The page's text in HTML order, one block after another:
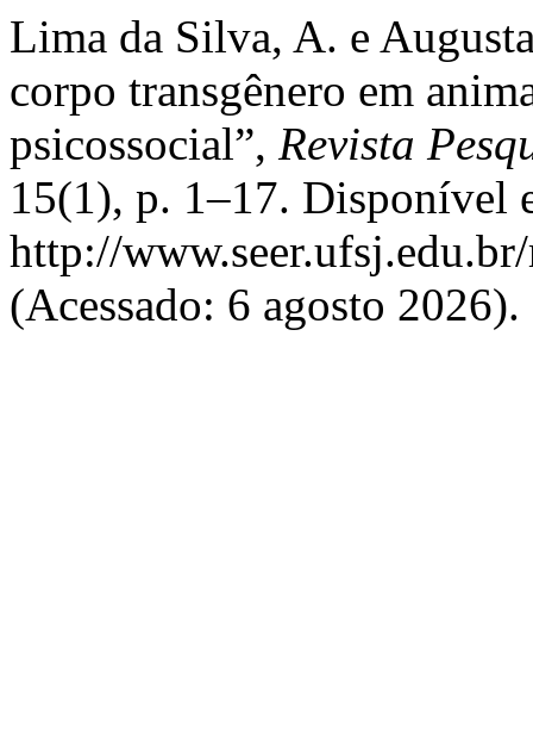
Lima da Silva, A. e
corpo transgênero em
psicossocial”, Revista
15(1), p. 1–17. Disponível
http://
(Acessado: 6 agosto 2026).